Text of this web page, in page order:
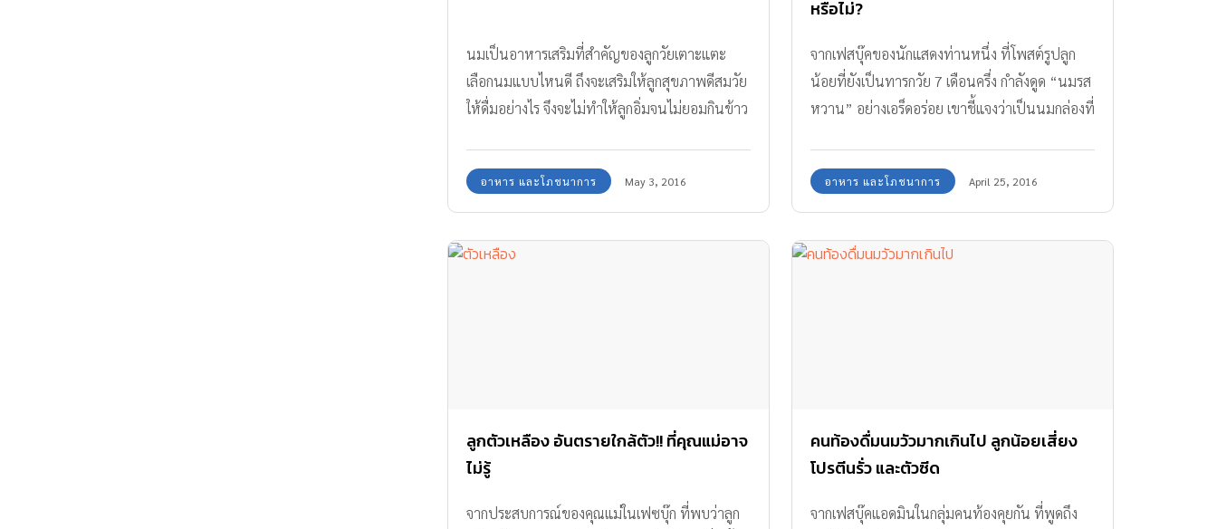
นมเป็นอาหารเสริมที่สำคัญของลูกวัยเตาะแตะ
เลือกนมแบบไหนดี ถึงจะเสริมให้ลูกสุขภาพดีสมวัย
ให้ดื่มอย่างไร จึงจะไม่ทำให้ลูกอิ่มจนไม่ยอมกินข้าว
อาหาร และโภชนาการ May 3, 2016
หรือไม่?
จากเฟสบุ๊คของนักแสดงท่านหนึ่ง ที่โพสต์รูปลูก
น้อยที่ยังเป็นทารกวัย 7 เดือนครึ่ง กำลังดูด “นมรส
หวาน” อย่างเอร็ดอร่อย เขาชี้แจงว่าเป็นนมกล่องที่
ทำให้ลูกอารมณ์ดี
อาหาร และโภชนาการ April 25, 2016
ลูกตัวเหลือง อันตรายใกล้ตัว!! ที่คุณแม่อาจ
ไม่รู้
จากประสบการณ์ของคุณแม่ในเฟซบุ๊ก ที่พบว่าลูก
คนท้องดื่มนมวัวมากเกินไป ลูกน้อยเสี่ยง
โปรตีนรั่ว และตัวซีด
จากเฟสบุ๊คแอดมินในกลุ่มคนท้องคุยกัน ที่พูดถึง